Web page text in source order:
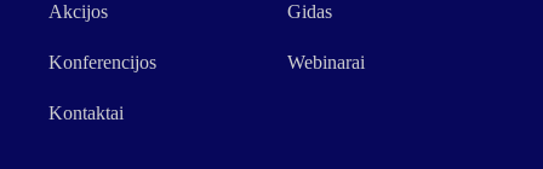
Akcijos
Konferencijos
Kontaktai
Gidas
Webinarai